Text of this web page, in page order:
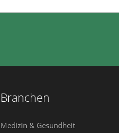
Branchen
Medizin & Gesundheit